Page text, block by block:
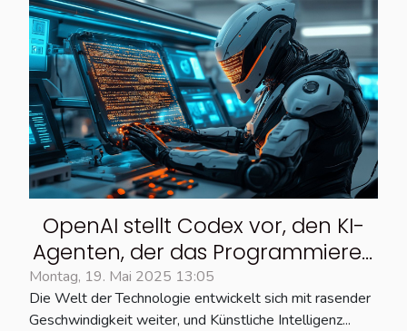
OpenAI stellt Codex vor, den KI-
Agenten, der das Programmieren
in ChatGPT automatisiert
Montag, 19. Mai 2025 13:05
Die Welt der Technologie entwickelt sich mit rasender
Geschwindigkeit weiter, und Künstliche Intelligenz...